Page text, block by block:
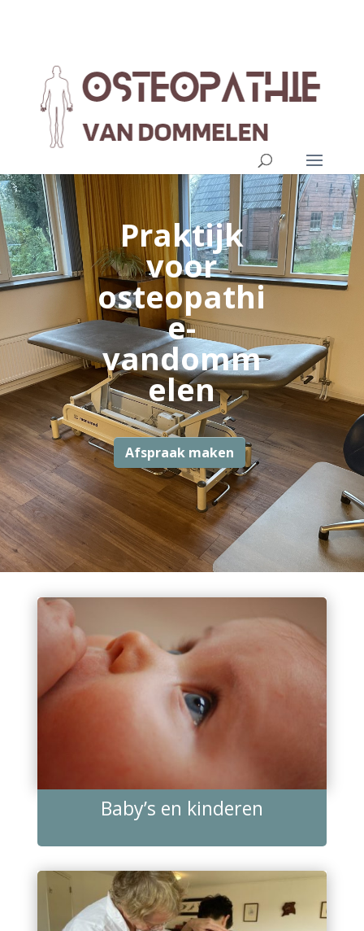
Praktijk
voor
osteopathi
e-
vandomm
elen
Afspraak maken
Baby’s en kinderen